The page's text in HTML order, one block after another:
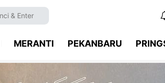
MERANTI PEKANBARU